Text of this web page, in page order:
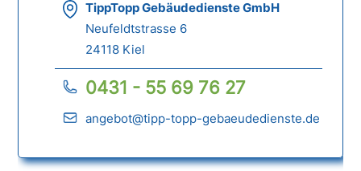
TippTopp Gebäudedienste GmbH
Neufeldtstrasse 6
24118 Kiel
0431 - 55 69 76 27
angebot@tipp-topp-gebaeudedienste.de